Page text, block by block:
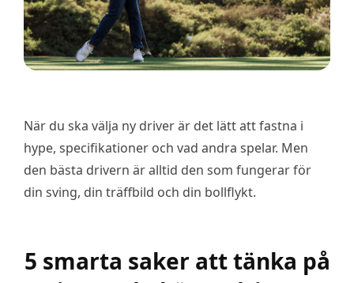
När du ska välja ny driver är det lätt att fastna i
hype, specifikationer och vad andra spelar. Men
den bästa drivern är alltid den som fungerar för
din sving, din träffbild och din bollflykt.
5 smarta saker att tänka på